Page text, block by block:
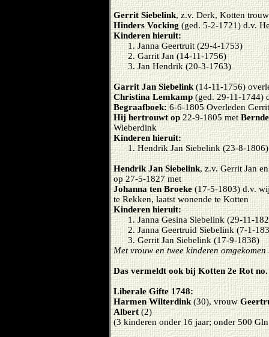
Gerrit Siebelink, z.v. Derk, Kotten
Hinders Vocking(ged. 5-2-1721) d.v.
Kinderen hieruit:
Janna Geertruit (29-4-1753)
Garrit Jan (14-11-1756)
Jan Hendrik (20-3-1763)
Garrit Jan Siebelink(14-11-1756)
Christina Lemkamp(ged. 29-11-1744)
Begraafboek:6-6-1805 Overleden
Hij hertrouwt op22-9-1805 met
Wieberdink
Kinderen hieruit:
Hendrik Jan Siebelink (23-8-1806)
Hendrik Jan Siebelink, z.v. Gerrit Jan
op 27-5-1827 met
Johanna ten Broeke(17-5-1803) d.v.
te Rekken, laatst wonende te Kotten
Kinderen hieruit:
Janna Gesina Siebelink (29-11-
Janna Geertruid Siebelink (7-1-
Gerrit Jan Siebelink (17-9-1838)
Met vrouw en twee kinderen
Das vermeldt ook bij Kotten 2e Rot
Liberale Gifte 1748:
Harmen Wilterdink(30), vrouw
Albert(2)
(3 kinderen onder 16 jaar; onder 500